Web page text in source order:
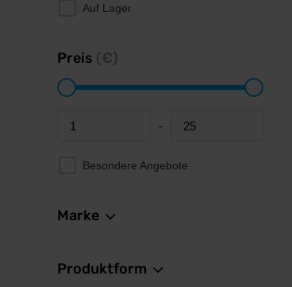
Auf Lager
Preis (€)
Minimum price -
Maximum price
Besondere Angebote
Marke
Produktform